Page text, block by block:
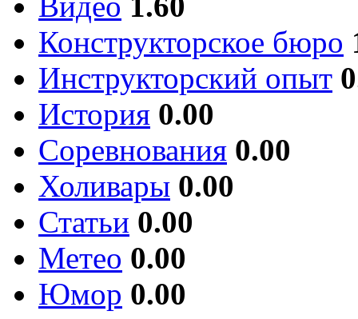
Конструкторское бюро
Инструкторский опыт
История 0.00
Соревнования 0.00
Холивары 0.00
Статьи 0.00
Метео 0.00
Юмор 0.00